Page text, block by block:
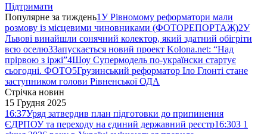
Підтримати
Популярне за тиждень1У Рівномому реформатори мали
розмову із місцевими чиновниками (ФОТОРЕПОРТАЖ)2У
Львові винайшли сонячний колектор, який здатний обігріти
всю оселю3Запускається новий проект Kolona.net: “Над
прірвою з іржі”4Шоу Супермодель по-українски стартує
сьогодні. ФОТО5Грузинський реформатор Іло Глонті стане
заступником голови Рівненської ОДА
Стрічка новин
15 Грудня 2025
16:37Уряд затвердив план підготовки до припинення
ЄДРПОУ та переходу на єдиний державний реєстр16:30З 1